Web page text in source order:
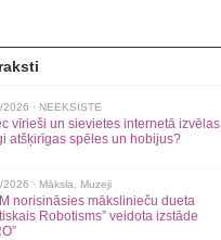
· NEEKSISTE
vīrieši un sievietes internetā izvēlas
atšķirīgas spēles un hobijus?
· Māksla Muzeji
norisināsies mākslinieču dueta
Robotisms” veidota izstāde